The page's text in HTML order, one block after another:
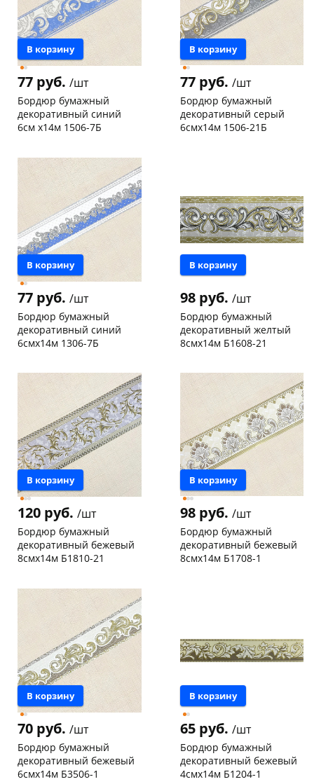
В корзину
77 руб. /шт
Бордюр бумажный
декоративный синий
6см х14м 1506-7Б
Пошехонское ш, 184 шт
Код товара
126994
В корзину
77 руб. /шт
Бордюр бумажный
декоративный серый
6смх14м 1506-21Б
В корзину
77 руб. /шт
Бордюр бумажный
декоративный синий
6смх14м 1306-7Б
147а
шт
Код товара
126992
В корзину
98 руб. /шт
Бордюр бумажный
декоративный желтый
8смх14м Б1608-21
Код товара
127008
В корзину
120 руб. /шт
Бордюр бумажный
декоративный бежевый
8смх14м Б1810-21
Пошехонское ш, 185 шт
Код товара
19538
В корзину
98 руб. /шт
Бордюр бумажный
декоративный бежевый
8смх14м Б1708-1
В корзину
70 руб. /шт
Бордюр бумажный
декоративный бежевый
6смх14м Б3506-1
В корзину
65 руб. /шт
Бордюр бумажный
декоративный бежевый
4смх14м Б1204-1